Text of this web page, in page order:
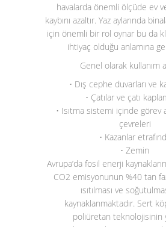
havalarda önemli ölçüde ev
kaybını azaltır. Yaz aylarında
için önemli bir rol oynar bu da
ihtiyaç olduğu anlamına
Genel olarak kullanım
• Dış cephe duvarları ve
• Çatılar ve çatı
• Isıtma sistemi içinde görev
çevreleri
• Kazanlar
• Zemin
Avrupa’da fosil enerji
CO2 emisyonunun %40 tan
ısıtılması ve
kaynaklanmaktadır. Sert
poliüretan teknolojisinin